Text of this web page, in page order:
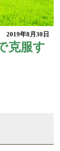
2019年8月30日
克服す